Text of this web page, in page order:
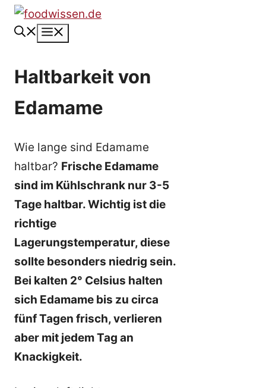
Zum
Inhalt
Haltbarkeit von
Edamame
Wie lange sind Edamame
haltbar? Frische Edamame
sind im Kühlschrank nur 3-5
Tage haltbar. Wichtig ist die
richtige
Lagerungstemperatur, diese
sollte besonders niedrig sein.
Bei kalten 2° Celsius halten
sich Edamame bis zu circa
fünf Tagen frisch, verlieren
aber mit jedem Tag an
Knackigkeit.